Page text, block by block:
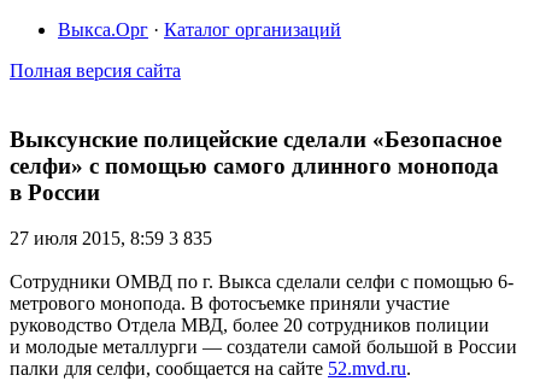
Выкса.Орг · Каталог организаций
Полная версия сайта
Выксунские полицейские сделали «Безопасное
селфи» с помощью самого длинного монопода
в России
27 июля 2015, 8:59 3 835
Сотрудники ОМВД по г. Выкса сделали селфи с помощью 6-
метрового монопода. В фотосъемке приняли участие
руководство Отдела МВД, более 20 сотрудников полиции
и молодые металлурги — создатели самой большой в России
палки для селфи, сообщается на сайте 52.mvd.ru.